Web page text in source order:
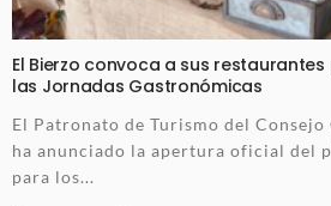
El Bierzo convoca a sus
las Jornadas Gastronómicas
El Patronato de Turismo del
ha anunciado la apertura oficial del
para los...